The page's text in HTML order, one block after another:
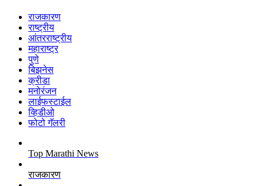
राजकारण
राष्ट्रीय
आंतरराष्ट्रीय
महाराष्ट्र
पुणे
बिझनेस
क्रीडा
मनोरंजन
लाईफस्टाईल
व्हिडीओ
फोटो गॅलरी
Top Marathi News
राजकारण